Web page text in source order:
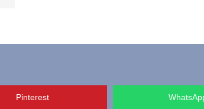
Pinterest